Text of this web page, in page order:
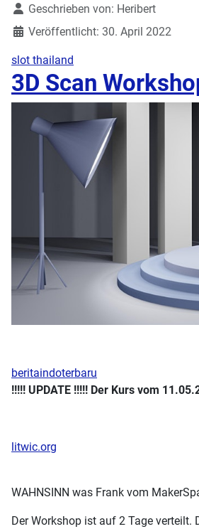
DetailsGeschrieben von: Heribert
Veröffentlicht: 30. April 2022
slot thailand
3D Scan
beritaindoterbaru
!!!!! UPDATE !!!!! Der Kurs vom
litwic.org
WAHNSINN was Frank vom
Der Workshop ist auf 2 Tage verteilt.